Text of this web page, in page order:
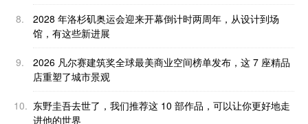
8.
2028 年洛杉矶奥运会迎来开幕倒计时两周年，从设计到场
馆，有这些新进展
9.
2026 凡尔赛建筑奖全球最美商业空间榜单发布，这 7 座精品
店重塑了城市景观
10. 东野圭吾去世了，我们推荐这 10 部作品，可以让你更好地走
进他的世界